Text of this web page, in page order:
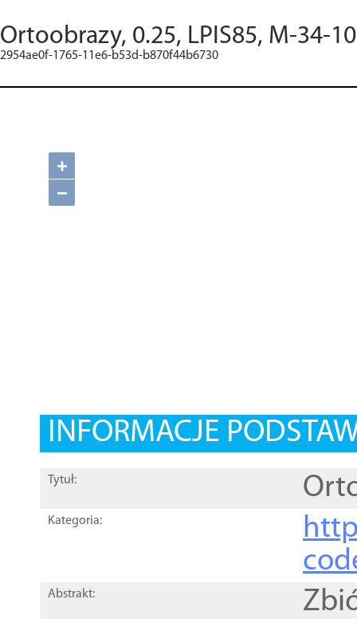
Ortoobrazy, 0.25, LPIS85, M-34-
2954ae0f-1765-11e6-b53d-b870f44b6730
+
−
INFORMACJE
Tytuł:
Kategoria:
Abstrakt: